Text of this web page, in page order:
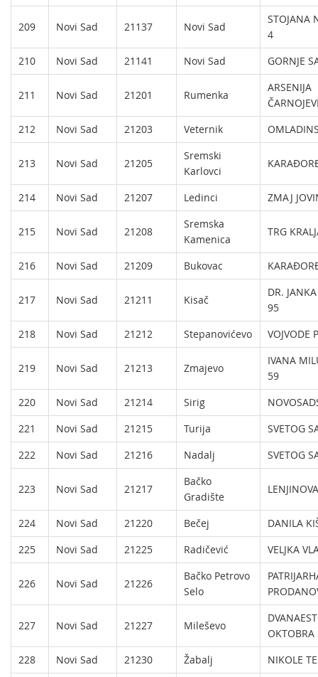
209 Novi Sad 21137 Novi Sad
STOJANA
4
210
Novi Sad 21141 Novi Sad GORNJE
211 Novi Sad 21201 Rumenka
ARSENIJA
212
Novi Sad 21203 Veternik
213 Novi Sad 21205
Sremski
Karlovci
214 Novi Sad 21207 Ledinci ZMAJ
215 Novi Sad 21208
Sremska
Kamenica
TRG
216 Novi Sad 21209 Bukovac
217 Novi Sad 21211 Kisač
DR.
95
218
Novi Sad 21212 Stepanovićevo VOJVODE
219 Novi Sad 21213 Zmajevo
IVANA
59
220
Novi Sad 21214 Sirig
221
Novi Sad 21215 Turija
SVETOG
222
Novi Sad 21216 Nadalj SVETOG
223 Novi Sad 21217
Bačko
Gradište
224 Novi Sad 21220 Bečej
DANILA
225
Novi Sad 21225 Radičević VELJKA
226 Novi Sad 21226
Bačko Petrovo
Selo
227 Novi Sad 21227 Mileševo
OKTOBRA
228
Novi Sad 21230 Žabalj
NIKOLE